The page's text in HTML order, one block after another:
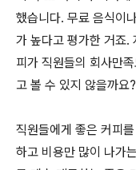
했습니다. 무료 음식이
가 높다고 평가한 거죠.
피가 직원들의 회사만
고 볼 수 있지 않을까요?
직원들에게 좋은 커피
하고 비용만 많이 나가